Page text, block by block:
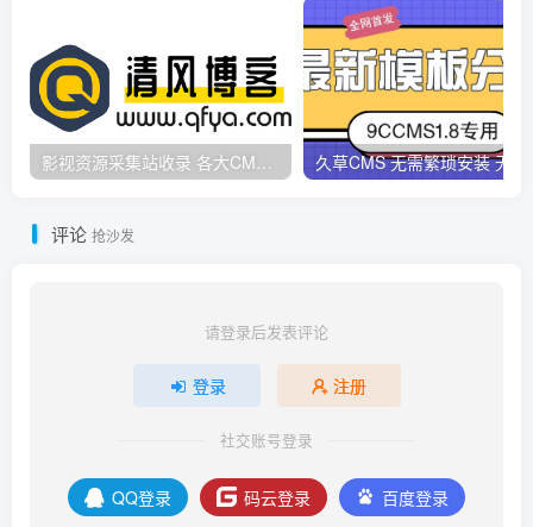
影视资源采集站收录 各大CMS采集资源站网址合集
评论 抢沙发
请登录后发表评论
登录 注册
社交账号登录
QQ登录 码云登录 百度登录